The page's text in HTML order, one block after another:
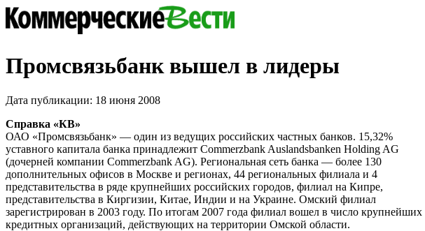
Промсвязьбанк вышел в лидеры
Дата публикации: 18 июня 2008
Справка «КВ»
ОАО «Промсвязьбанк» — один из ведущих российских частных банков. 15,32%
уставного капитала банка принадлежит Commerzbank Auslandsbanken Holding AG
(дочерней компании Commerzbank AG). Региональная сеть банка — более 130
дополнительных офисов в Москве и регионах, 44 региональных филиала и 4
представительства в ряде крупнейших российских городов, филиал на Кипре,
представительства в Киргизии, Китае, Индии и на Украине. Омский филиал
зарегистрирован в 2003 году. По итогам 2007 года филиал вошел в число крупнейших
кредитных организаций, действующих на территории Омской области.